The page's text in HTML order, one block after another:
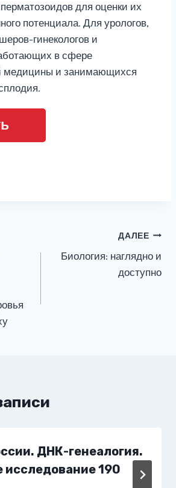
для оценки их
потенциала. Для урологов,
гинекологов и
в сфере
медицины и занимающихся
ДАЛЕЕ
Биология: наглядно и
доступно
ДНК-генеалогия.
исследование 190